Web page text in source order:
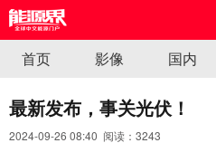
首页 影像 国内
最新发布，事关光伏！
2024-09-26 08:40 阅读： 3243